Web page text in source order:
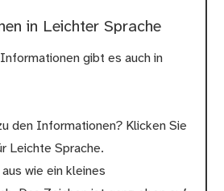
in Leichter Sprache
gibt es auch in
den Informationen? Klicken Sie
Leichte Sprache.
wie ein kleines